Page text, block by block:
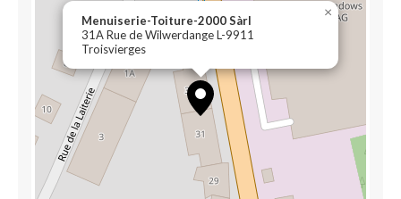
Menuiserie-Toiture-2000 Sàrl
31A Rue de Wilwerdange L-9911
Troisvierges
×